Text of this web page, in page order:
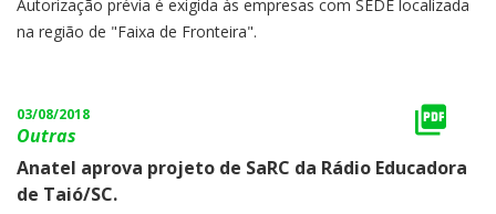
Autorização prévia é exigida às empresas com SEDE localizada
na região de "Faixa de Fronteira".
03/08/2018
Outras
Anatel aprova projeto de SaRC da Rádio Educadora
de Taió/SC.